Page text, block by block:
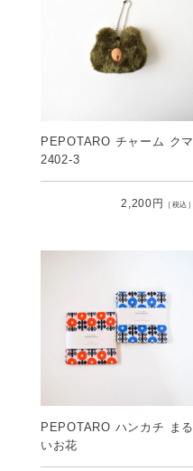
ログイン
お問い合わせ
PEPOTARO チャーム クマ
2402-3
2,200円 ［税込］
PEPOTARO ハンカチ まる
いお花